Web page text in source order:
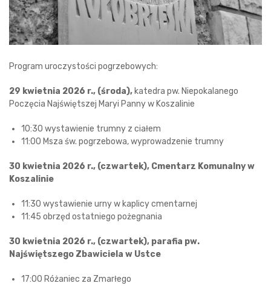
Program uroczystości pogrzebowych:
29 kwietnia 2026 r., (środa), katedra pw. Niepokalanego
Poczęcia Najświętszej Maryi Panny w Koszalinie
10:30 wystawienie trumny z ciałem
11:00 Msza św. pogrzebowa, wyprowadzenie trumny
30 kwietnia 2026 r., (czwartek), Cmentarz Komunalny w
Koszalinie
11:30 wystawienie urny w kaplicy cmentarnej
11:45 obrzęd ostatniego pożegnania
30 kwietnia 2026 r., (czwartek), parafia pw.
Najświętszego Zbawiciela w Ustce
17:00 Różaniec za Zmarłego